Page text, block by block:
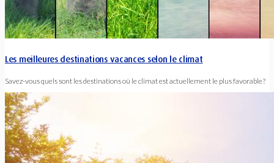
Les meilleures destinations vacances selon le climat
Savez-vous quels sont les destinations où le climat est actuellement le plus favorable?